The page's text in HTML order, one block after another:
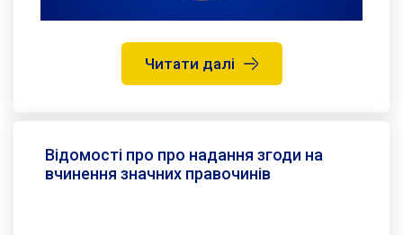
Читати далі
Відомості про про надання згоди на
вчинення значних правочинів